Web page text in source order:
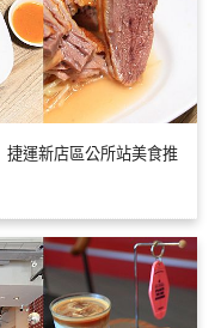
捷運新店區公所站美食推